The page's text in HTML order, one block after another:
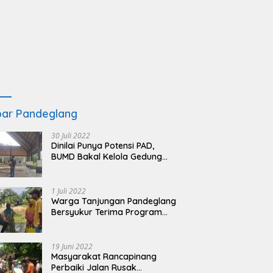
Pandeglang
30 Juli 2022
Dinilai Punya Potensi PAD,
BUMD Bakal Kelola Gedung
1 Juli 2022
Warga Tanjungan Pandeglang
Bersyukur Terima Program
19 Juni 2022
Masyarakat Rancapinang
Perbaiki Jalan Rusak